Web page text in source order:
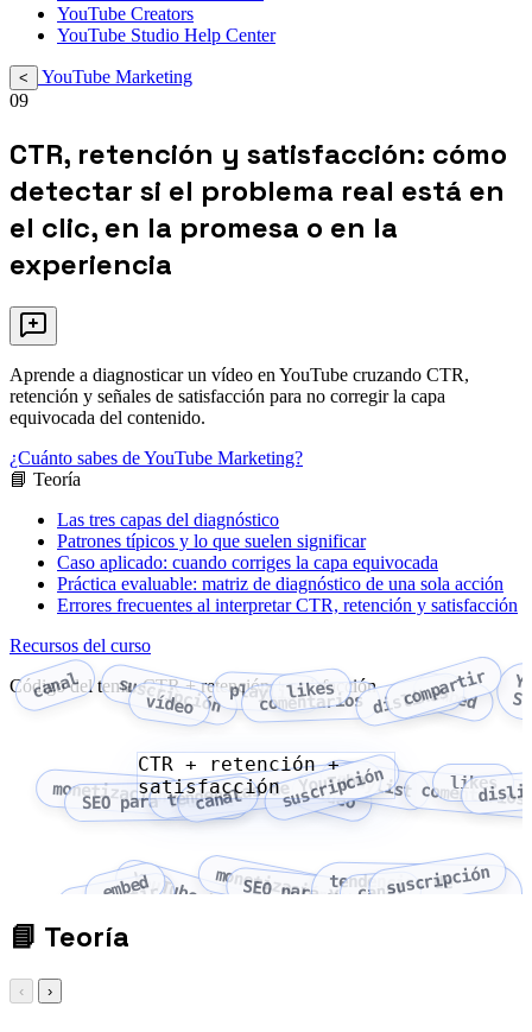
YouTube Creators
YouTube Studio Help Center
<
YouTube Marketing
09
CTR, retención y satisfacción: cómo
detectar si el problema real está en
el clic, en la promesa o en la
experiencia
Aprende a diagnosticar un vídeo en YouTube cruzando CTR,
retención y señales de satisfacción para no corregir la capa
equivocada del contenido.
¿Cuánto sabes de YouTube Marketing?
📘 Teoría
Las tres capas del diagnóstico
Patrones típicos y lo que suelen significar
Caso aplicado: cuando corriges la capa equivocada
Práctica evaluable: matriz de diagnóstico de una sola acción
Errores frecuentes al interpretar CTR, retención y satisfacción
Recursos del curso
Código del tema: CTR + retención + satisfacción
canal suscripción
vídeo playlist
comentarios
likes dislikes
compartir
embed
monetización
SEO para YouTubetendencias de YouTube
canal suscripción
vídeoplaylist comentarios
likes
compartir
embedYouTube Studiomonetización
SEO para YouTube
tendencias de
YouTube
canalsuscripción
CTR + retención +
satisfacción
📘 Teoría
‹ ›